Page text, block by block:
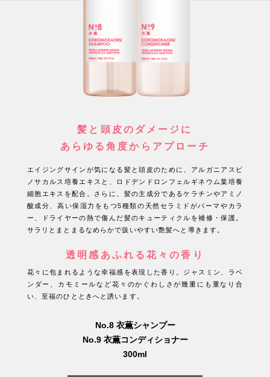
髪と頭皮のダメージに
あらゆる角度からアプローチ
エイジングサインが気になる髪と頭皮のために、アルガニアスピ
ノサカルス培養エキスと、ロドデンドロンフェルギネウム葉培養
細胞エキスを配合。さらに、髪の主成分であるケラチンやアミノ
酸成分、高い保湿力をもつ5種類の天然セラミドがパーマやカラ
ー、ドライヤーの熱で傷んだ髪のキューティクルを補修・保護。
サラリとまとまるなめらかで扱いやすい艶髪へと導きます。
透明感あふれる花々の香り
花々に包まれるような幸福感を表現した香り。ジャスミン、ラベ
ンダー、カモミールなど花々のかぐわしさが幾重にも重なり合
い、至福のひとときへと誘います。
No.8 衣薫シャンプー
No.9 衣薫コンディショナー
300ml